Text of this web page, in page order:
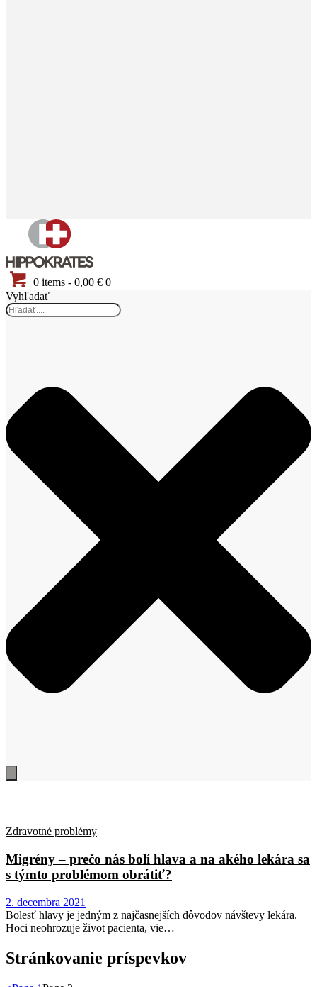
0 items - 0,00 € 0
Vyhľadať
Zdravotné problémy
Migrény – prečo nás bolí hlava a na akého lekára sa
s týmto problémom obrátiť?
2. decembra 2021
Bolesť hlavy je jedným z najčasnejších dôvodov návštevy lekára.
Hoci neohrozuje život pacienta, vie…
Stránkovanie príspevkov